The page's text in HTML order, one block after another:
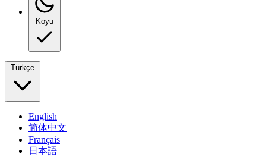
Koyu
Türkçe
English
简体中文
Français
日本語